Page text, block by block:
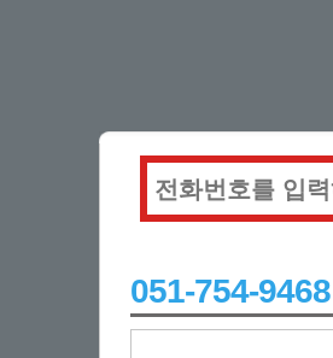
051-754-